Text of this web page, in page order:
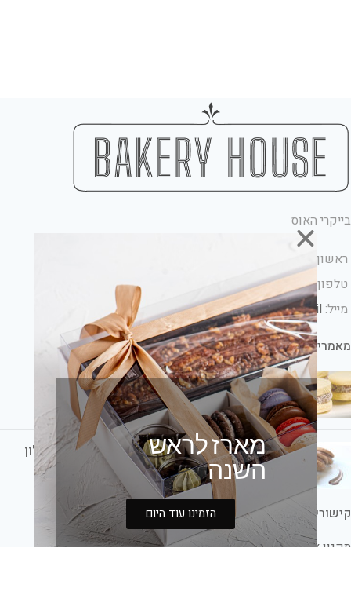
בייקרי האוס
ראשון-לציון ישראל
טלפון: 054-6933115
מייל: info@bakeryhouse.co.il
מאמרים אחרונים
קינוחים לאירועים: הטרנדים החמים
1 Comment
קינוחים לשבת חתן: הכי טעים ומתוק אצלכם בסלון
קישורים
תקנון אתר
מארז לראש
השנה
הזמינו עוד היום